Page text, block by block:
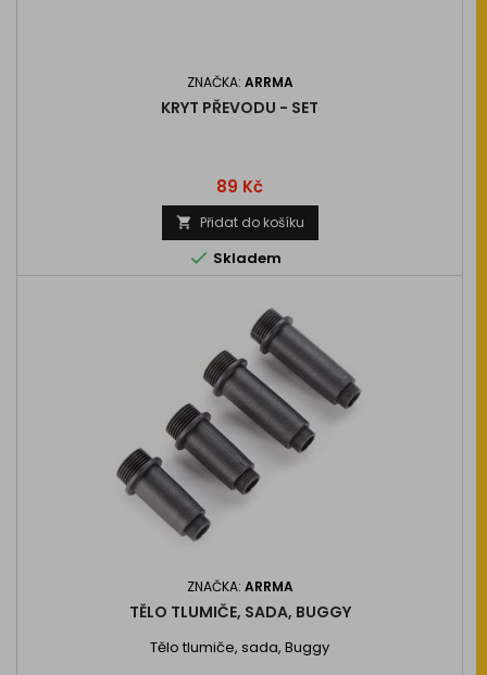
ZNAČKA: ARRMA
KRYT PŘEVODU - SET
Cena
89 Kč
 Přidat do košíku
 Skladem
ZNAČKA: ARRMA
TĚLO TLUMIČE, SADA, BUGGY
Tělo tlumiče, sada, Buggy